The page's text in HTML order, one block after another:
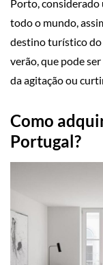
Porto, considerado
todo o mundo,
destino turístico
verão, que pode
da agitação ou
Como
Portugal?